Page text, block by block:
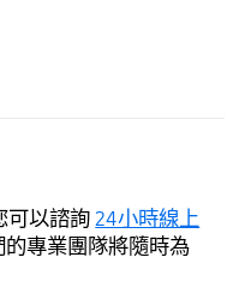
可以諮詢24小時線上
的專業團隊將隨時為